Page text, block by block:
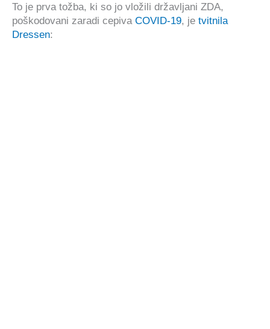
To je prva tožba, ki so jo vložili državljani ZDA,
poškodovani zaradi cepiva COVID-19, je tvitnila
Dressen: